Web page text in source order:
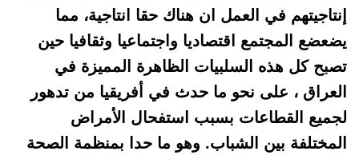
إنتاجيتهم في العمل ان هناك حقا انتاجية، مما
يضعضع المجتمع اقتصاديا واجتماعيا وثقافيا حين
تصبح كل هذه السلبيات الظاهرة المميزة في
العراق ، على نحو ما حدث في أفريقيا من تدهور
لجميع القطاعات بسبب استفحال الأمراض
المختلفة بين الشباب. وهو ما حدا بمنظمة الصحة